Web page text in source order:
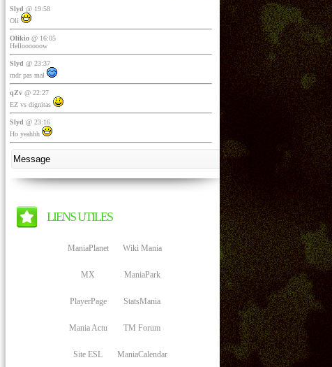
Slyd @ 19:58
Oli
Olikio@ 16:05
Helloooooow
Slyd @ 23:37
mdr pas mal
qZv@ 22:27
EZ vs dignitas
Slyd @ 23:16
Ho yeahhh
LIENS UTILES
ManiaPlanet Wiki Mania
MX ManiaPark
PlayerPage StatsMania
Mania Actu TM Forum
Site ESL ManiaCalendar